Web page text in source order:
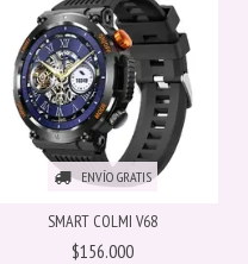
ENVÍO GRATIS
SMART COLMI V68
$156.000